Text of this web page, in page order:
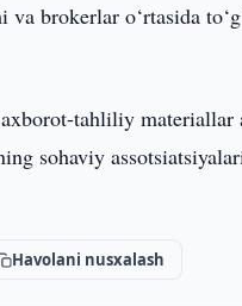
brokerlar o‘rtasida
tahliliy materiallar
sohaviy
Havolani nusxalash